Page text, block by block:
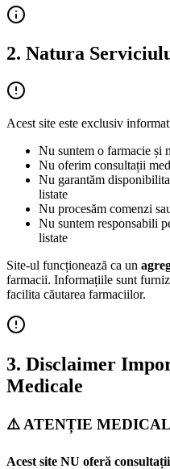
2. Natura
Acest site este exclusiv
Nu suntem o farmacie și
Nu oferim consultații
Nu garantăm
listate
Nu procesăm comenzi
Nu suntem responsabili
listate
Site-ul funcționează ca un
farmacii. Informațiile sunt
facilita căutarea farmaciilor.
3. Disclaimer
Medicale
⚠️ ATENȚIE
Acest site NU oferă